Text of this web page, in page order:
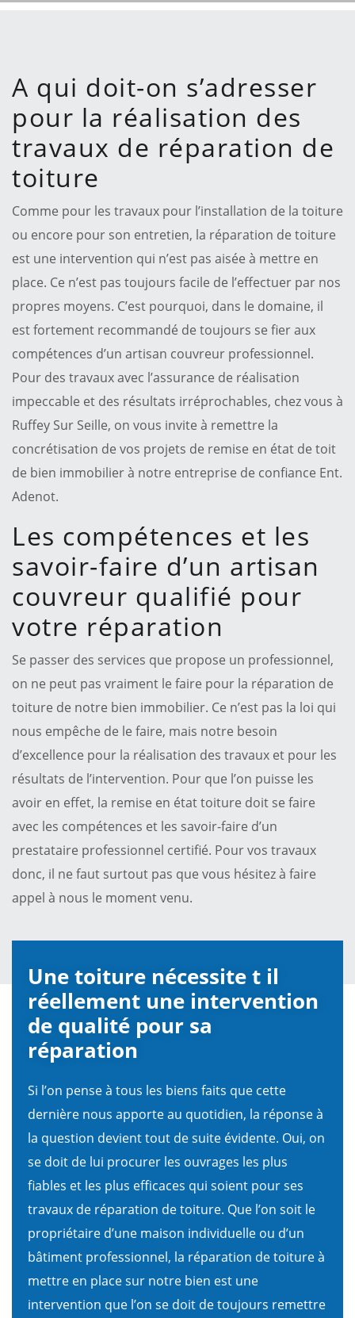
A qui doit-on s’adresser
pour la réalisation des
travaux de réparation de
toiture
Comme pour les travaux pour l’installation de la toiture
ou encore pour son entretien, la réparation de toiture
est une intervention qui n’est pas aisée à mettre en
place. Ce n’est pas toujours facile de l’effectuer par nos
propres moyens. C’est pourquoi, dans le domaine, il
est fortement recommandé de toujours se fier aux
compétences d’un artisan couvreur professionnel.
Pour des travaux avec l’assurance de réalisation
impeccable et des résultats irréprochables, chez vous à
Ruffey Sur Seille, on vous invite à remettre la
concrétisation de vos projets de remise en état de toit
de bien immobilier à notre entreprise de confiance Ent.
Adenot.
Les compétences et les
savoir-faire d’un artisan
couvreur qualifié pour
votre réparation
Se passer des services que propose un professionnel,
on ne peut pas vraiment le faire pour la réparation de
toiture de notre bien immobilier. Ce n’est pas la loi qui
nous empêche de le faire, mais notre besoin
d’excellence pour la réalisation des travaux et pour les
résultats de l’intervention. Pour que l’on puisse les
avoir en effet, la remise en état toiture doit se faire
avec les compétences et les savoir-faire d’un
prestataire professionnel certifié. Pour vos travaux
donc, il ne faut surtout pas que vous hésitez à faire
appel à nous le moment venu.
Une toiture nécessite t il
réellement une intervention
de qualité pour sa
réparation
Si l’on pense à tous les biens faits que cette
dernière nous apporte au quotidien, la réponse à
la question devient tout de suite évidente. Oui, on
se doit de lui procurer les ouvrages les plus
fiables et les plus efficaces qui soient pour ses
travaux de réparation de toiture. Que l’on soit le
propriétaire d’une maison individuelle ou d’un
bâtiment professionnel, la réparation de toiture à
mettre en place sur notre bien est une
intervention que l’on se doit de toujours remettre